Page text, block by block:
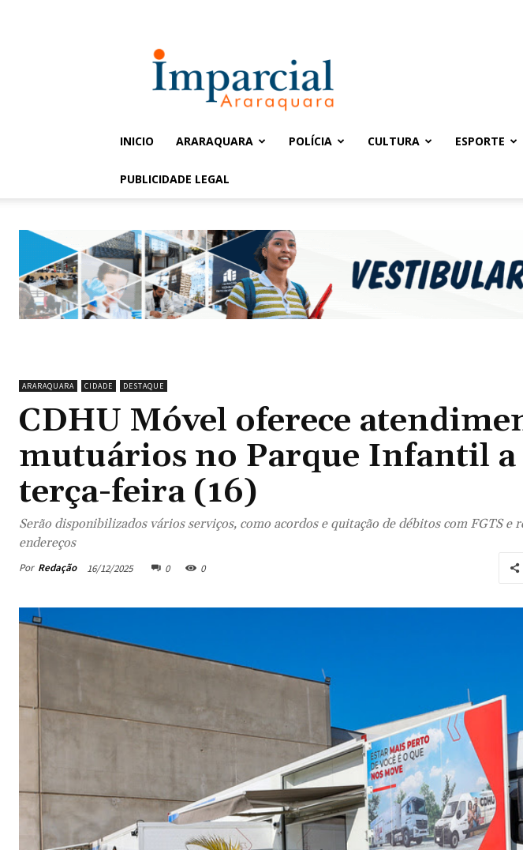
Imparcial
INICIO ARARAQUARA POLÍCIA CULTURA ESPORTE
PUBLICIDADE LEGAL
ARARAQUARA CIDADE DESTAQUE
CDHU Móvel oferece
mutuários no Parque Infantil
terça-feira (16)
Serão disponibilizados vários serviços, como acordos e quitação de débitos com FGTS e
endereços
Por Redação 16/12/2025 0 0